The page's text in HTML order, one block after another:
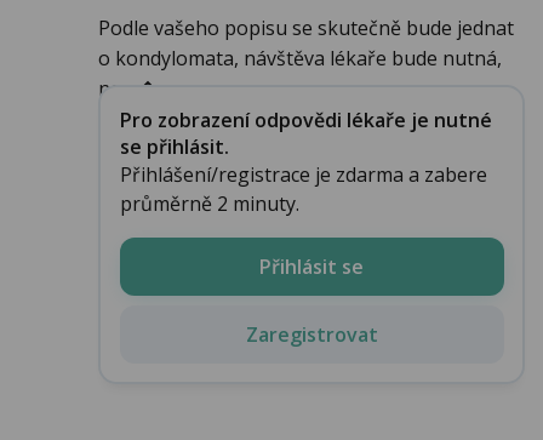
Podle vašeho popisu se skutečně bude jednat
o kondylomata, návštěva lékaře bude nutná,
nem�...
Pro zobrazení odpovědi lékaře je nutné
se přihlásit.
Přihlášení/registrace je zdarma a zabere
průměrně 2 minuty.
Přihlásit se
Zaregistrovat